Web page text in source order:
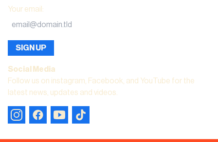
Your email :
SIGN UP
Social Media
Follow us on instagram, Facebook, and YouTube for the
latest news, updates and videos.